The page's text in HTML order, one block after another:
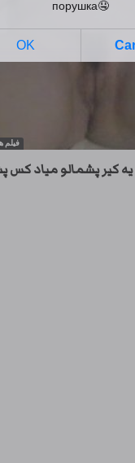
كیر پشمالو میاد کس